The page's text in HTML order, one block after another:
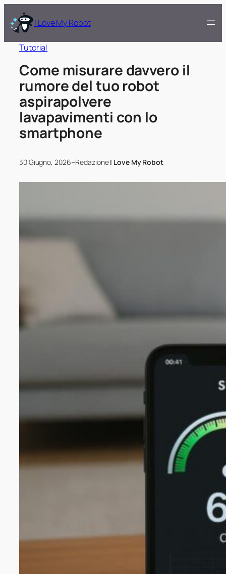
I Love My Robot
Tutorial
Come misurare davvero il
rumore del tuo robot
aspirapolvere
lavapavimenti con lo
smartphone
30 Giugno, 2026–RedazioneI Love My Robot